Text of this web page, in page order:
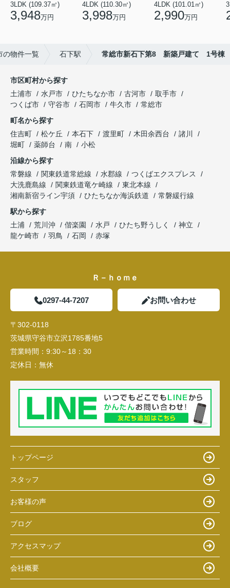
3LDK (109.37㎡)
3,948万円
4LDK (110.30㎡)
3,998万円
4LDK (101.01㎡)
2,990万円
の物件一覧 石下駅 常総市新石下第8 新築戸建て 1号棟
市区町村から探す
土浦市
水戸市 ひたちなか市 古河市
取手市
つくば市
守谷市 石岡市 牛久市
常総市
町名から探す
住吉町
松ケ丘 本石下 渡里町 木田余西台
諸川
堀町
薬師台 南
小松
沿線から探す
常磐線
関東鉄道常総線 水郡線
つくばエクスプレス
大洗鹿島線
関東鉄道竜ケ崎線
東北本線
湘南新宿ライン宇須
ひたちなか海浜鉄道
常磐緩行線
駅から探す
土浦
荒川沖 偕楽園 水戸 ひたち野うしく
神立
龍ケ崎市
羽鳥 石岡 赤塚
Ｒ－ｈｏｍｅ
0297-44-7207 お問い合わせ
〒302-0118
茨城県守谷市立沢1785番地5
営業時間： 9:30～18：30
定休日： 無休
トップページ
スタッフ
お客様の声
ブログ
アクセスマップ
会社概要